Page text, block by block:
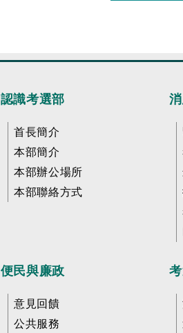
認識考選部
首長簡介
本部簡介
本部辦公場所
本部聯絡方式
便民與廉政
意見回饋
公共服務